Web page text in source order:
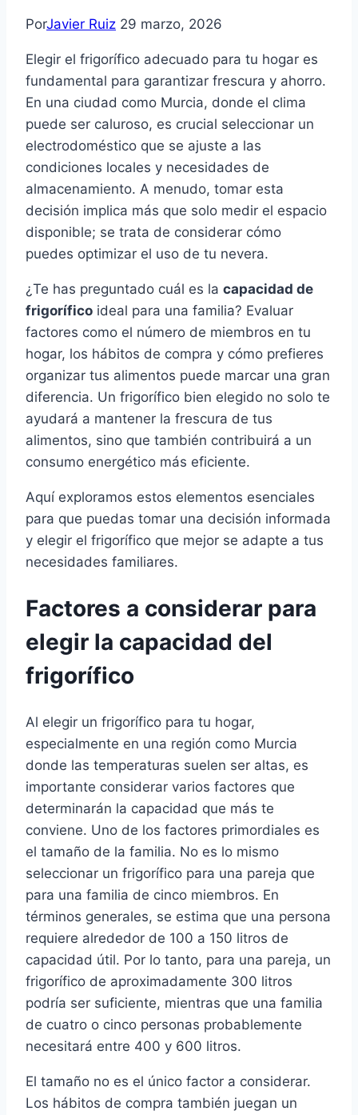
PorJavier Ruiz 29 marzo, 2026
Elegir el frigorífico adecuado para tu hogar es
fundamental para garantizar frescura y ahorro.
En una ciudad como Murcia, donde el clima
puede ser caluroso, es crucial seleccionar un
electrodoméstico que se ajuste a las
condiciones locales y necesidades de
almacenamiento. A menudo, tomar esta
decisión implica más que solo medir el espacio
disponible; se trata de considerar cómo
puedes optimizar el uso de tu nevera.
¿Te has preguntado cuál es la capacidad de
frigorífico ideal para una familia? Evaluar
factores como el número de miembros en tu
hogar, los hábitos de compra y cómo prefieres
organizar tus alimentos puede marcar una gran
diferencia. Un frigorífico bien elegido no solo te
ayudará a mantener la frescura de tus
alimentos, sino que también contribuirá a un
consumo energético más eficiente.
Aquí exploramos estos elementos esenciales
para que puedas tomar una decisión informada
y elegir el frigorífico que mejor se adapte a tus
necesidades familiares.
Factores a considerar para
elegir la capacidad del
frigorífico
Al elegir un frigorífico para tu hogar,
especialmente en una región como Murcia
donde las temperaturas suelen ser altas, es
importante considerar varios factores que
determinarán la capacidad que más te
conviene. Uno de los factores primordiales es
el tamaño de la familia. No es lo mismo
seleccionar un frigorífico para una pareja que
para una familia de cinco miembros. En
términos generales, se estima que una persona
requiere alrededor de 100 a 150 litros de
capacidad útil. Por lo tanto, para una pareja, un
frigorífico de aproximadamente 300 litros
podría ser suficiente, mientras que una familia
de cuatro o cinco personas probablemente
necesitará entre 400 y 600 litros.
El tamaño no es el único factor a considerar.
Los hábitos de compra también juegan un